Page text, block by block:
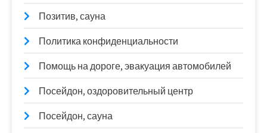
Позитив, сауна
Политика конфиденциальности
Помощь на дороге, эвакуация автомобилей
Посейдон, оздоровительный центр
Посейдон, сауна